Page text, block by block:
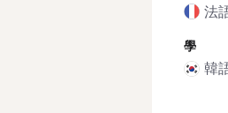
法
學
韓